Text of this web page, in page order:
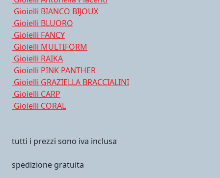
Gioielli BIANCO BIJOUX
Gioielli BLUORO
Gioielli FANCY
Gioielli MULTIFORM
Gioielli RAIKA
Gioielli PINK PANTHER
Gioielli GRAZIELLA BRACCIALINI
Gioielli CARP
Gioielli CORAL
tutti i prezzi sono iva inclusa
spedizione gratuita